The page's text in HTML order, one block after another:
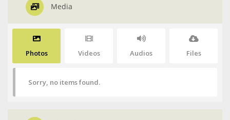
Media
Photos Videos Audios Files
Sorry, no items found.